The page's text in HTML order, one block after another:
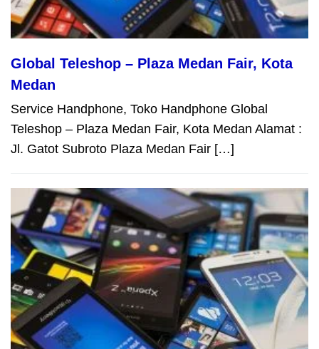
Global Teleshop – Plaza Medan Fair, Kota
Medan
Service Handphone, Toko Handphone Global
Teleshop – Plaza Medan Fair, Kota Medan Alamat :
Jl. Gatot Subroto Plaza Medan Fair […]